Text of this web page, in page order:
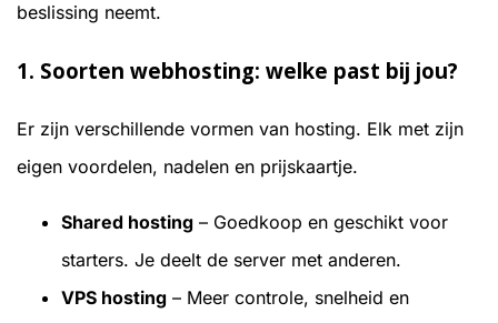
beslissing neemt.
1. Soorten webhosting: welke past bij jou?
Er zijn verschillende vormen van hosting. Elk met zijn
eigen voordelen, nadelen en prijskaartje.
Shared hosting – Goedkoop en geschikt voor
starters. Je deelt de server met anderen.
VPS hosting – Meer controle, snelheid en